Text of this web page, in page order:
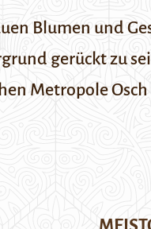
Blumen und
gerückt zu
Metropole